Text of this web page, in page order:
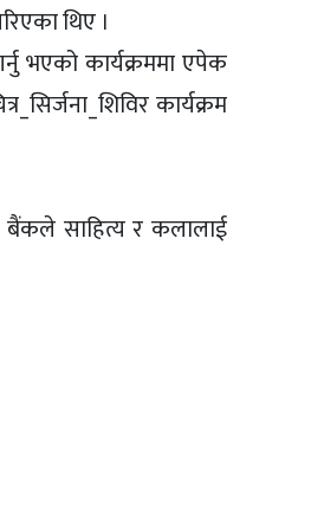
थिए ।
भएको कार्यक्रममा एपेक
कार्यक्रम
बैंकले साहित्य र कलालाई